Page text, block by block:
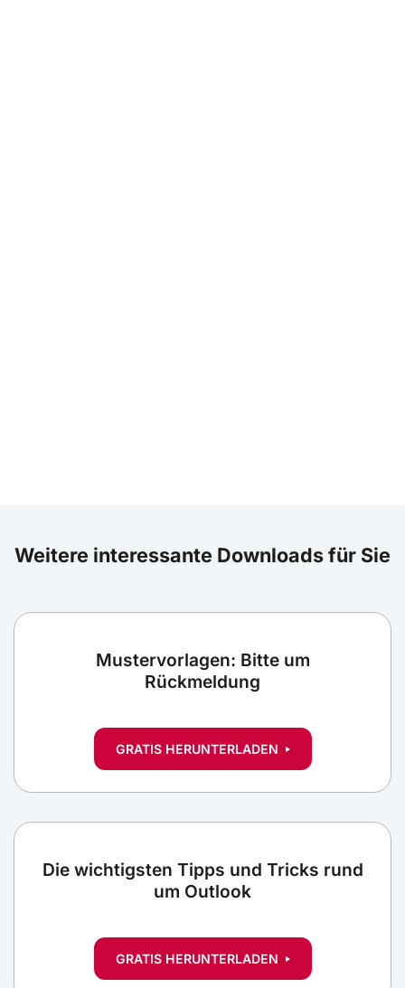
Weitere interessante Downloads für Sie
Mustervorlagen: Bitte um
Rückmeldung
GRATIS HERUNTERLADEN
Die wichtigsten Tipps und Tricks rund
um Outlook
GRATIS HERUNTERLADEN